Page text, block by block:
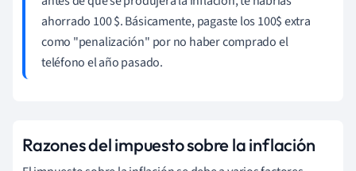
ahorrado 100 $. Básicamente, pagaste los 100$ extra
como "penalización" por no haber comprado el
teléfono el año pasado.
Razones del impuesto sobre la inflación